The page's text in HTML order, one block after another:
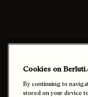
Contraste Amélioré
Cookies on
By continuing to
stored on your device